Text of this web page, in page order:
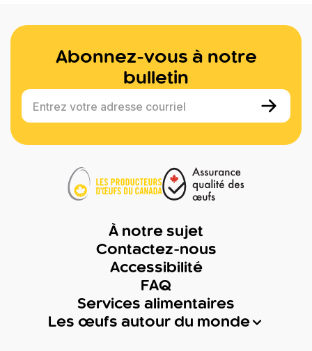
Abonnez-vous à notre
bulletin
Entrez votre adresse courriel
À notre sujet
Contactez-nous
Accessibilité
FAQ
Services alimentaires
Les œufs autour du monde